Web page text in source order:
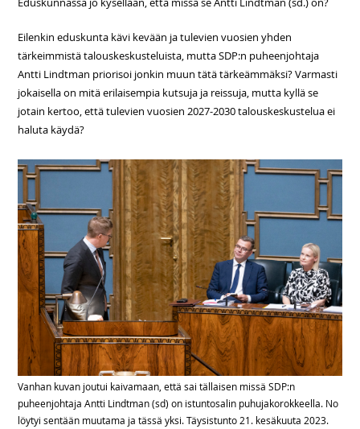
Eilenkin eduskunta kävi kevään ja tulevien vuosien yhden
tärkeimmistä talouskeskusteluista, mutta SDP:n puheenjohtaja
Antti Lindtman priorisoi jonkin muun tätä tärkeämmäksi? Varmasti
jokaisella on mitä erilaisempia kutsuja ja reissuja, mutta kyllä se
jotain kertoo, että tulevien vuosien 2027-2030 talouskeskustelua ei
haluta käydä?
Vanhan kuvan joutui kaivamaan, että sai tällaisen missä SDP:n
puheenjohtaja Antti Lindtman (sd) on istuntosalin puhujakorokkeella. No
löytyi sentään muutama ja tässä yksi. Täysistunto 21. kesäkuuta 2023.